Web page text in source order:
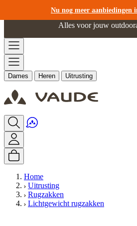
Nu nog meer aanbiedingen
Ga naar de inhoud
Alles voor jouw
Dames Heren Uitrusting
Home
Uitrusting
Rugzakken
Lichtgewicht rugzakken